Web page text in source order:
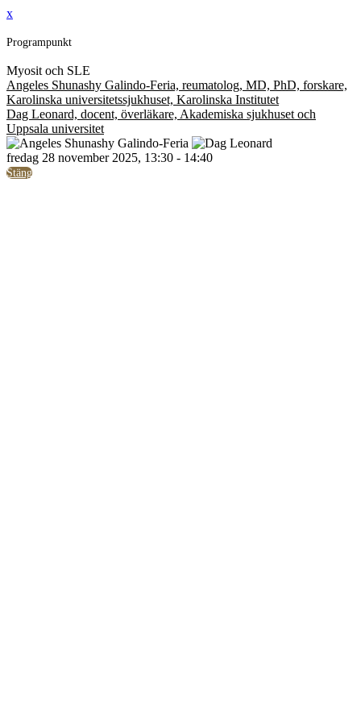
x
Programpunkt
Myosit och SLE
Angeles Shunashy Galindo-Feria, reumatolog, MD, PhD, forskare,
Karolinska universitetssjukhuset, Karolinska Institutet
Dag Leonard, docent, överläkare, Akademiska sjukhuset och
Uppsala universitet
fredag 28 november 2025, 13:30 - 14:40
Stäng